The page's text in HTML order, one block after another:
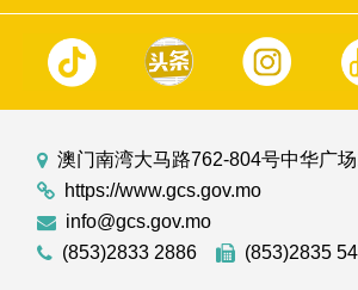
澳门南湾大马路762-804号中华广
https://www.gcs.gov.mo
info@gcs.gov.mo
(853)2833 2886
(853)2835